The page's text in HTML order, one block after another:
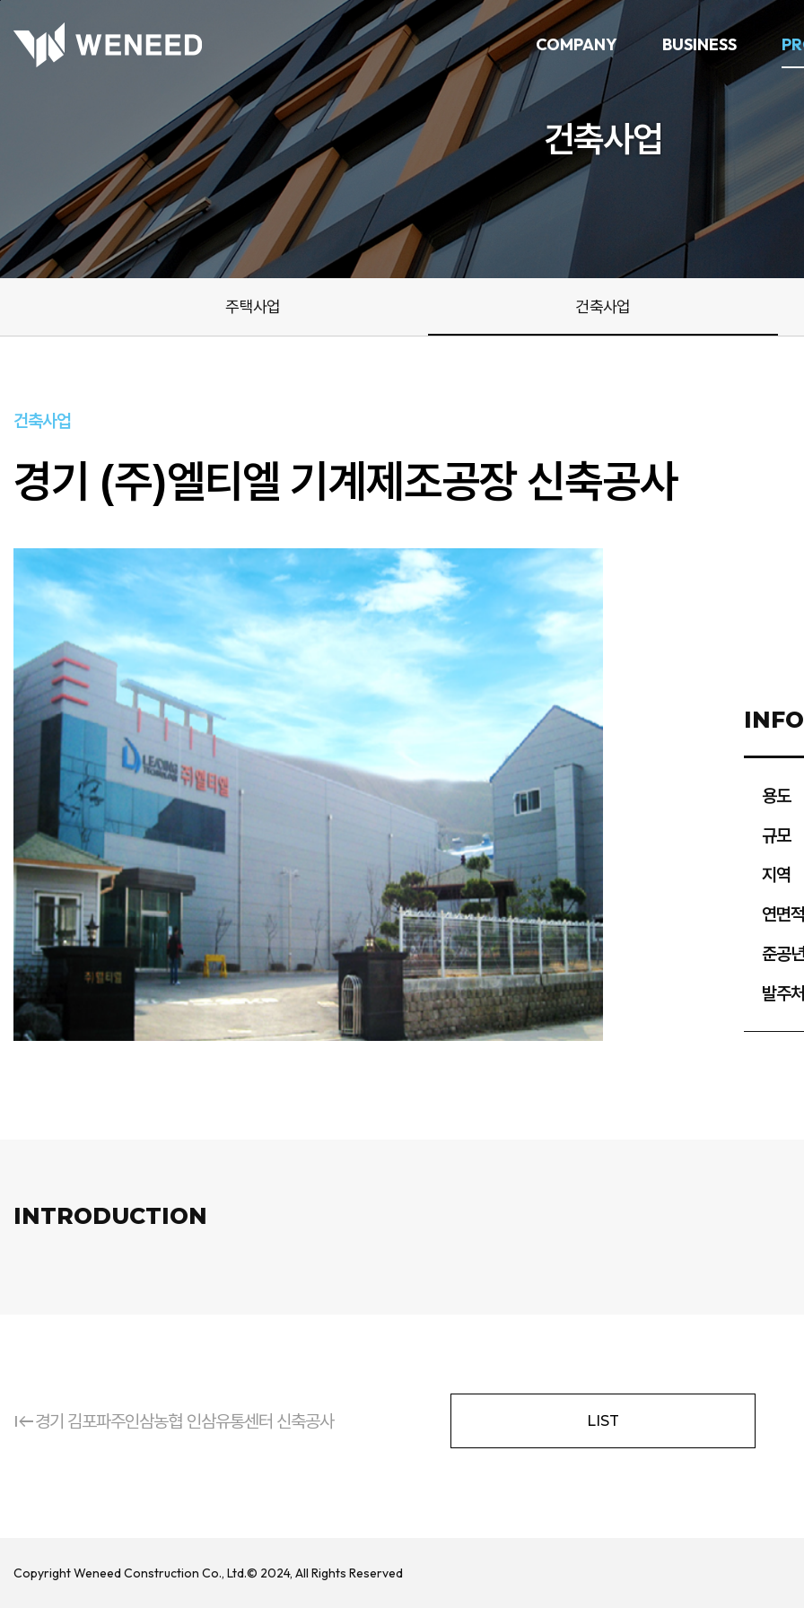
COMPANY BUSINESS
건축사업
주택사업 건축사업
건축사업
경기 (주)엘티엘 기계제조공장 신축공사
용도
규모
지역
연면적
준공
발주처
INTRODUCTION
keyboard_tab_rtl경기 김포파주인삼농협 인삼유통센터 신축공사 LIST
Copyright Weneed Construction Co., Ltd.© 2024, All Rights Reserved